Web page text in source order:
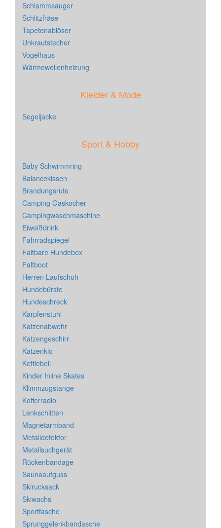
Schlammsauger
Schlitzfräse
Tapetenablöser
Unkrautstecher
Vogelhaus
Wärmewellenheizung
Kleider & Mode
Segeljacke
Sport & Hobby
Baby Schwimmring
Balancekissen
Brandungsrute
Camping Gaskocher
Campingwaschmaschine
Eiweißdrink
Fahrradspiegel
Faltbare Hundebox
Faltboot
Herren Laufschuh
Hundebürste
Hundeschreck
Karpfenstuhl
Katzenabwehr
Katzengeschirr
Katzenklo
Kettlebell
Kinder Inline Skates
Klimmzugstange
Kofferradio
Lenkschlitten
Magnetarmband
Metalldetektor
Metallsuchgerät
Rückenbandage
Saunaaufguss
Skirucksack
Skiwachs
Sporttasche
Sprunggelenkbandasche